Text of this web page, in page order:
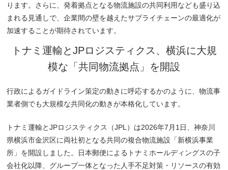
ります。さらに、発着拠点となる物流施設の共同利用なども盛り込
まれる見通しで、企業間の壁を越えたサプライチェーンの最適化が
加速することが期待されています。
トナミ運輸とJPロジスティクス、横浜に大規
模な「共同物流拠点」を開設
行政によるガイドライン策定の動きに呼応するかのように、物流事
業者側でも大規模な共同化の動きが本格化しています。
トナミ運輸とJPロジスティクス（JPL）は2026年7月1日、神奈川
県横浜市金沢区に両社初となる共同の複合物流施設「新横浜事業
所」を開設しました。日本郵便によるトナミホールディングスの子
会社化以降、グループ一体となった人手不足対策・リソースの有効